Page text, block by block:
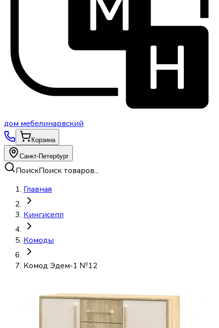
дом мебелинарвский
Корзина
Санкт-Петербург
ПоискПоиск товаров...
Главная
Кингисепп
Комоды
Комод Эдем-1 №12